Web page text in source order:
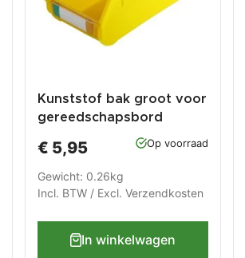
Kunststof bak groot voor
gereedschapsbord
€ 5,95 Op voorraad
Gewicht: 0.26kg
Incl. BTW / Excl. Verzendkosten
In winkelwagen